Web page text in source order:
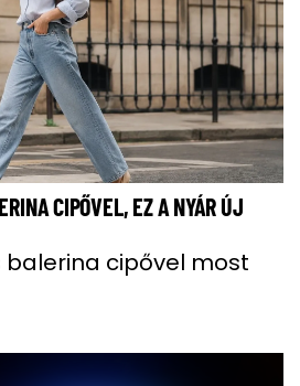
CIPŐVEL, EZ A NYÁR ÚJ
balerina cipővel most